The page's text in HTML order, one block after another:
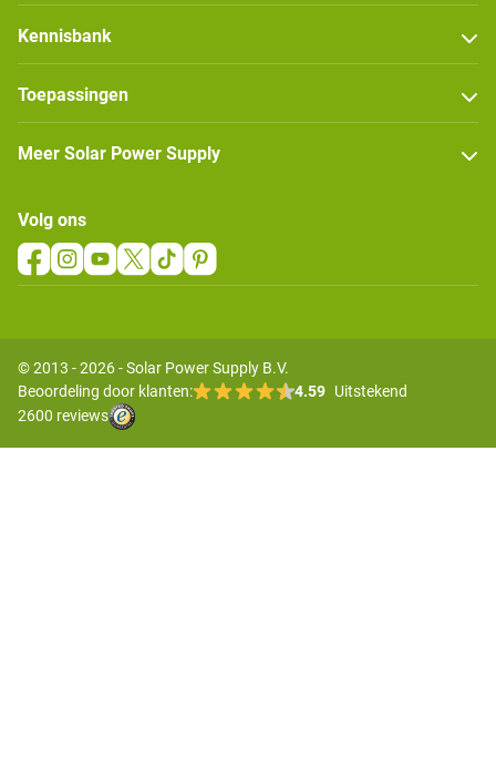
Kennisbank
Toepassingen
Meer Solar Power Supply
Volg ons
© 2013 - 2026 - Solar Power Supply B.V.
Beoordeling door klanten:
4.59 Uitstekend
2600 reviews